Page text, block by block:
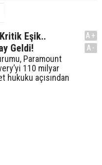
Eşik..
Geldi!
Paramount
110 milyar
hukuku açısından
A+
A-